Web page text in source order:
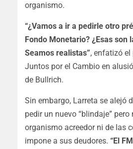
organismo.
“¿Vamos a ir a pedirle otro
Fondo Monetario? ¿Esas son
Seamos realistas”, enfatizó
Juntos por el Cambio en
de Bullrich.
Sin embargo, Larreta se alejó
pedir un nuevo “blindaje” pero
organismo acreedor ni de las
impone a sus deudores. “El